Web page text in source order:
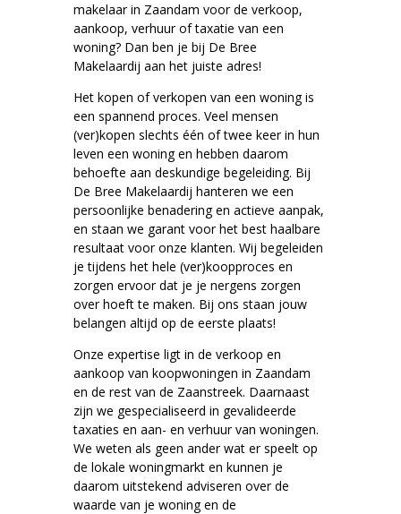
makelaar in Zaandam voor de verkoop,
aankoop, verhuur of taxatie van een
woning? Dan ben je bij De Bree
Makelaardij aan het juiste adres!
Het kopen of verkopen van een woning is
een spannend proces. Veel mensen
(ver)kopen slechts één of twee keer in hun
leven een woning en hebben daarom
behoefte aan deskundige begeleiding. Bij
De Bree Makelaardij hanteren we een
persoonlijke benadering en actieve aanpak,
en staan we garant voor het best haalbare
resultaat voor onze klanten. Wij begeleiden
je tijdens het hele (ver)koopproces en
zorgen ervoor dat je je nergens zorgen
over hoeft te maken. Bij ons staan jouw
belangen altijd op de eerste plaats!
Onze expertise ligt in de verkoop en
aankoop van koopwoningen in Zaandam
en de rest van de Zaanstreek. Daarnaast
zijn we gespecialiseerd in gevalideerde
taxaties en aan- en verhuur van woningen.
We weten als geen ander wat er speelt op
de lokale woningmarkt en kunnen je
daarom uitstekend adviseren over de
waarde van je woning en de